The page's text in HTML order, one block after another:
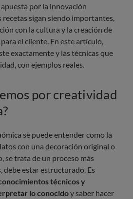
por la innovación
sigan siendo importantes,
con la cultura y la creación de
el cliente. En este artículo,
exactamente y las técnicas que
con ejemplos reales.
por creatividad
se puede entender como la
con una decoración original o
se trata de un proceso más
debe estar estructurado. Es
técnicos y
lo conocidoy saber hacer